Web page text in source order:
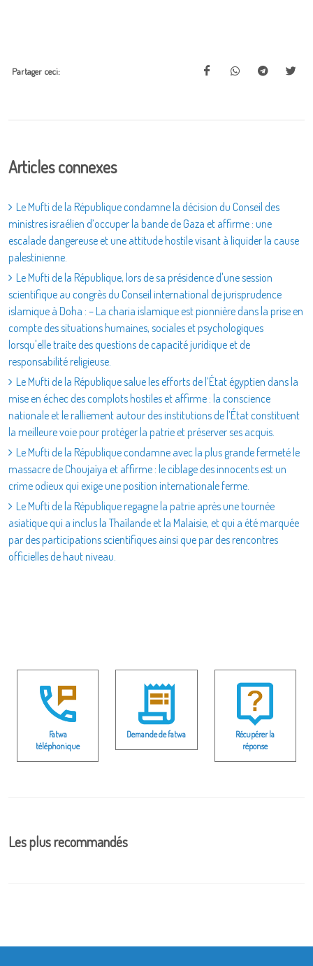
Partager ceci:
Articles connexes
Le Mufti de la République condamne la décision du Conseil des
ministres israélien d’occuper la bande de Gaza et affirme : une
escalade dangereuse et une attitude hostile visant à liquider la cause
palestinienne.
Le Mufti de la République, lors de sa présidence d'une session
scientifique au congrès du Conseil international de jurisprudence
islamique à Doha : – La charia islamique est pionnière dans la prise en
compte des situations humaines, sociales et psychologiques
lorsqu'elle traite des questions de capacité juridique et de
responsabilité religieuse.
Le Mufti de la République salue les efforts de l’État égyptien dans la
mise en échec des complots hostiles et affirme : la conscience
nationale et le ralliement autour des institutions de l’État constituent
la meilleure voie pour protéger la patrie et préserver ses acquis.
Le Mufti de la République condamne avec la plus grande fermeté le
massacre de Choujaïya et affirme : le ciblage des innocents est un
crime odieux qui exige une position internationale ferme.
Le Mufti de la République regagne la patrie après une tournée
asiatique qui a inclus la Thaïlande et la Malaisie, et qui a été marquée
par des participations scientifiques ainsi que par des rencontres
officielles de haut niveau.
Fatwa
téléphonique
Demande de fatwa
Récupérer la
réponse
Les plus recommandés